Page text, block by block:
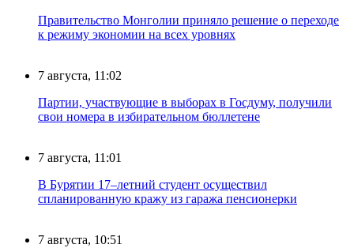
Правительство Монголии приняло решение о переходе
к режиму экономии на всех уровнях
7 августа, 11:02
Партии, участвующие в выборах в Госдуму, получили
свои номера в избирательном бюллетене
7 августа, 11:01
В Бурятии 17–летний студент осуществил
спланированную кражу из гаража пенсионерки
7 августа, 10:51